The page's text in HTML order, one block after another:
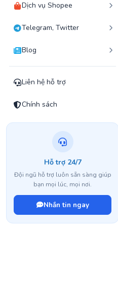
Dịch vụ Shopee
Telegram, Twitter
Blog
Liên hệ hỗ trợ
Chính sách
Hỗ trợ 24/7
Đội ngũ hỗ trợ luôn sẵn sàng giúp
bạn mọi lúc, mọi nơi.
Nhắn tin ngay